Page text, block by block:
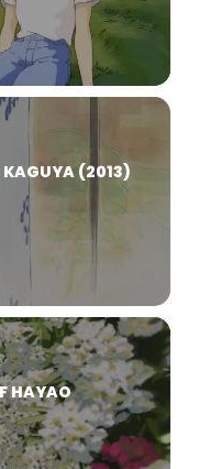
KAGUYA (2013)
HAYAO